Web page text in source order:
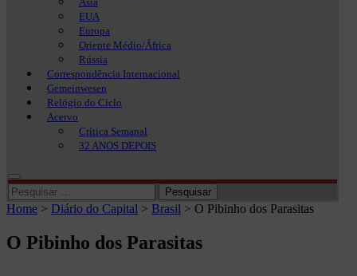
EUA
Europa
Oriente Médio/África
Rússia
Correspondência Internacional
Gemeinwesen
Relógio do Ciclo
Acervo
Crítica Semanal
32 ANOS DEPOIS
Pesquisar
por:
Home > Diário do Capital > Brasil > O Pibinho dos Parasitas
O Pibinho dos Parasitas